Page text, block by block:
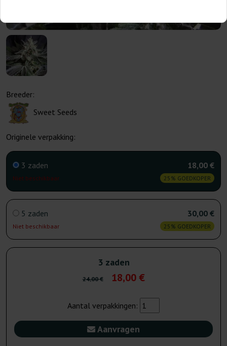
Breeder:
Sweet Seeds
Originele verpakking:
3 zaden
Niet beschikbaar
18,00 €
25% GOEDKOPER
5 zaden
Niet beschikbaar
30,00 €
25% GOEDKOPER
3 zaden
24,00 € 18,00 €
Aantal verpakkingen:
Aanvragen